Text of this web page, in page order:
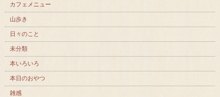
カフェメニュー
山歩き
日々のこと
未分類
本いろいろ
本日のおやつ
雑感